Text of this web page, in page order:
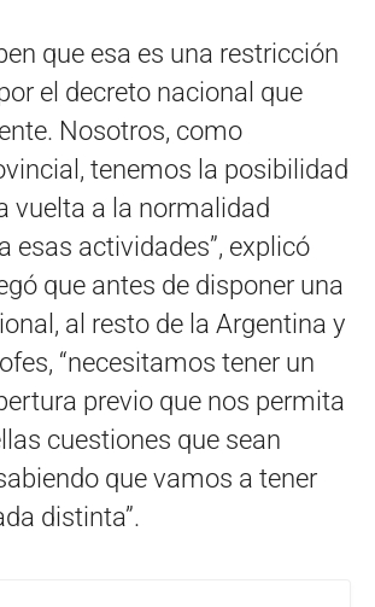
que esa es una restricción
el decreto nacional que
Nosotros, como
tenemos la posibilidad
vuelta a la normalidad
esas actividades”, explicó
que antes de disponer una
al resto de la Argentina y
“necesitamos tener un
previo que nos permita
cuestiones que sean
que vamos a tener
distinta”.